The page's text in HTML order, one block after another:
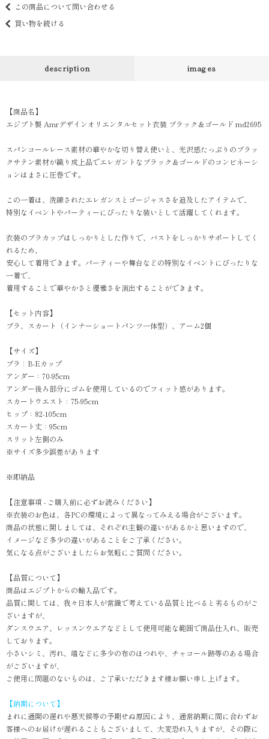
この商品について問い合わせる
買い物を続ける
description images
【商品名】
エジプト製 Amrデザインオリエンタルセット衣装 ブラック＆ゴールド md2695
スパンコールレース素材の華やかな切り替え使いと、光沢感たっぷりのブラッ
クサテン素材が織り成上品でエレガントなブラック＆ゴールドのコンビネーシ
ョンはまさに圧巻です。
この一着は、洗練されたエレガンスとゴージャスさを追及したアイテムで、
特別なイベントやパーティーにぴったりな装いとして活躍してくれます。
衣装のブラカップはしっかりとした作りで、バストをしっかりサポートしてく
れるため、
安心して着用できます。パーティーや舞台などの特別なイベントにぴったりな
一着で、
着用することで華やかさと優雅さを演出することができます。
【セット内容】
ブラ、スカート（インナーショートパンツ一体型）、アーム2個
【サイズ】
ブラ：B-Eカップ
アンダー：70-95cm
アンダー後ろ部分にゴムを使用しているのでフィット感があります。
スカートウエスト：75-95cm
ヒップ：82-105cm
スカート丈：95cm
スリット左側のみ
※サイズ多少誤差があります
※即納品
【注意事項 - ご購入前に必ずお読みください】
※衣装のお色は、各PCの環境によって異なってみえる場合がございます。
商品の状態に関しましては、それぞれ主観の違いがあるかと思いますので、
イメージなど多少の違いがあることをご了承ください。
気になる点がございましたらお気軽にご質問ください。
【品質について】
商品はエジプトからの輸入品です。
品質に関しては、我々日本人が常識で考えている品質と比べると劣るものがご
ざいますが、
ダンスウエア、レッスンウエアなどとして使用可能な範囲で商品仕入れ、販売
しております。
小さいシミ、汚れ、端などに多少の布のほつれや、チャコール跡等のある場合
がございますが、
ご使用に問題のないものは、ご了承いただきます様お願い申し上げます。
【納期について】
まれに通関の遅れや悪天候等の予期せぬ原因により、通常納期に間に合わずお
客様へのお届けが遅れることもございまして、大変恐れ入りますが、その際に